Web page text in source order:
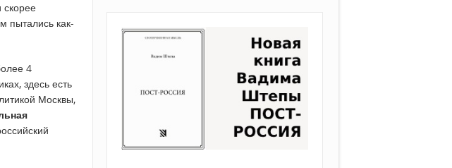
пытались как-
4
здесь есть
Москвы,